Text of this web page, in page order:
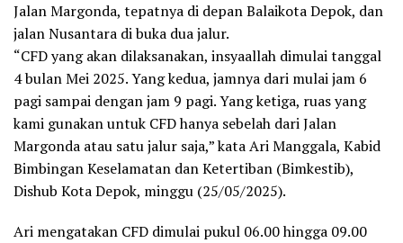
Jalan Margonda, tepatnya di depan Balaikota Depok, dan
jalan Nusantara di buka dua jalur.
“CFD yang akan dilaksanakan, insyaallah dimulai tanggal
4 bulan Mei 2025. Yang kedua, jamnya dari mulai jam 6
pagi sampai dengan jam 9 pagi. Yang ketiga, ruas yang
kami gunakan untuk CFD hanya sebelah dari Jalan
Margonda atau satu jalur saja,” kata Ari Manggala, Kabid
Bimbingan Keselamatan dan Ketertiban (Bimkestib),
Dishub Kota Depok, minggu (25/05/2025).
Ari mengatakan CFD dimulai pukul 06.00 hingga 09.00